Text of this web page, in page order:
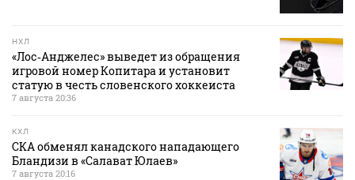
НХЛ
«Лос‑Анджелес» выведет из обращения
игровой номер Копитара и установит
статую в честь словенского хоккеиста
7 августа 20:36
КХЛ
СКА обменял канадского нападающего
Бландизи в «Салават Юлаев»
7 августа 20:16